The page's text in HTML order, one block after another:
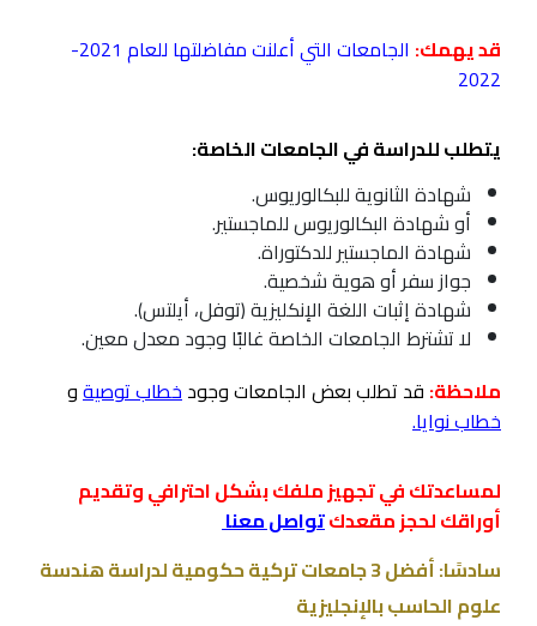
قد يهمك: الجامعات التي أعلنت مفاضلتها للعام 2021
-
2022
يتطلب للدراسة في الجامعات الخاصة:
شهادة الثانوية للبكالوريوس.
أو شهادة البكالوريوس للماجستير.
شهادة الماجستير للدكتوراة.
جواز سفر أو هوية شخصية.
شهادة إثبات اللغة الإنكليزية (توفل، أيلتس).
لا تشترط الجامعات الخاصة غالبًا وجود معدل معين.
ملاحظة: قد تطلب بعض الجامعات وجودخطاب توصيةو
خطاب نوايا.
لمساعدتك في تجهيز ملفك بشكل احترافي وتقديم
أوراقك لحجز مقعدكتواصل معنا
سادسًا: أفضل 3 جامعات تركية حكومية لدراسة هندسة
علوم الحاسب بالإنجليزية